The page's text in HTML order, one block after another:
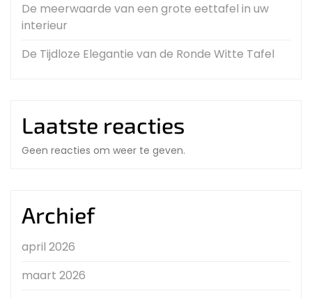
De meerwaarde van een grote eettafel in uw
interieur
De Tijdloze Elegantie van de Ronde Witte Tafel
Laatste reacties
Geen reacties om weer te geven.
Archief
april 2026
maart 2026